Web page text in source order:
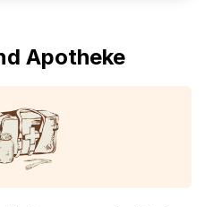
Apotheke